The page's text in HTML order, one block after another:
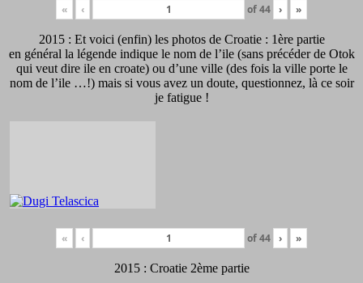
« ‹ of44 › »
2015 : Et voici (enfin) les photos de Croatie : 1ère partie
en général la légende indique le nom de l’ile (sans précéder de Otok
qui veut dire ile en croate) ou d’une ville (des fois la ville porte le
nom de l’ile …!) mais si vous avez un doute, questionnez, là ce soir
je fatigue !
« ‹ of44 › »
2015 : Croatie 2ème partie